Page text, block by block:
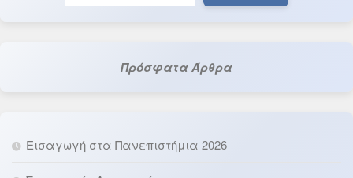
Πρόσφατα Άρθρα
Εισαγωγή στα Πανεπιστήμια 2026